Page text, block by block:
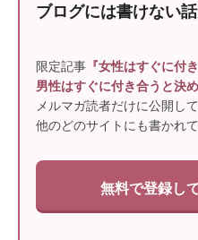
ブログには書けない話
限定記事 『女性はすぐに付
男性はすぐに付き合うと決
メルマガ読者だけに公開して
他のどのサイトにも書かれ
無料で登録し